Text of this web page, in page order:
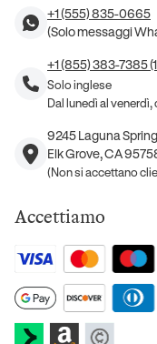
+1 (555) 835-0665
(Solo messaggi
+1 (855) 383-7385
Solo inglese
Dal lunedì al
9245 Laguna
Elk Grove, CA
(Non si accettano
Accettiamo